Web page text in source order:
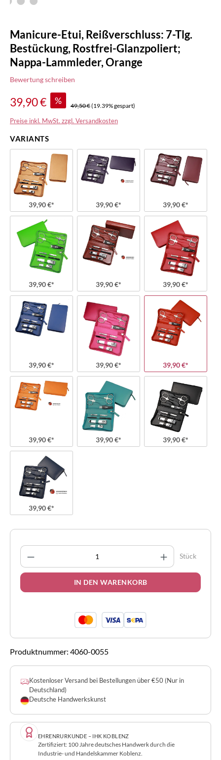
Manicure-Etui, Reißverschluss: 7-Tlg.
Bestückung, Rostfrei-Glanzpoliert;
Nappa-Lammleder, Orange
Bewertung schreiben
39,90 € % 49,50 €(19.39% gespart)
Preise inkl. MwSt. zzgl. Versandkosten
VARIANTS
39,90 €* 39,90 €* 39,90 €*
39,90 €* 39,90 €* 39,90 €*
39,90 €* 39,90 €* 39,90 €*
39,90 €* 39,90 €* 39,90 €*
39,90 €*
Produkt Anzahl: Gib den gewünschten
Stück
IN DEN WARENKORB
Produktnummer: 4060-0055
Kostenloser Versand bei Bestellungen über €50 (Nur in
Deutschland)
Deutsche Handwerkskunst
EHRENRURKUNDE – IHK KOBLENZ
Zertifiziert: 100 Jahre deutsches Handwerk durch die
Industrie- und Handelskammer Koblenz.